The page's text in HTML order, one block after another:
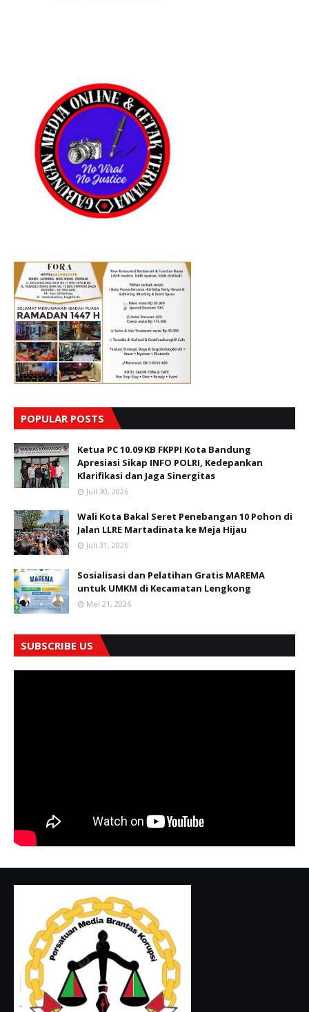
POPULAR POSTS
Ketua PC 10.09 KB FKPPI Kota Bandung
Apresiasi Sikap INFO POLRI, Kedepankan
Klarifikasi dan Jaga Sinergitas
Juli 30, 2026
Wali Kota Bakal Seret Penebangan 10 Pohon di
Jalan LLRE Martadinata ke Meja Hijau
Juli 31, 2026
Sosialisasi dan Pelatihan Gratis MAREMA
untuk UMKM di Kecamatan Lengkong
Mei 21, 2026
SUBSCRIBE US